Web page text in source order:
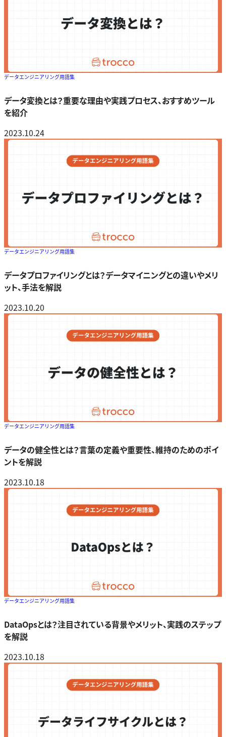
データエンジニアリング用語集
データ変換とは？重要な理由や実践プロセス、おすすめツール
を紹介
2023.10.24
データエンジニアリング用語集
データプロファイリングとは？データマイニングとの違いやメリ
ット、手法を解説
2023.10.20
データエンジニアリング用語集
データの健全性とは？言葉の定義や重要性、維持のためのポイ
ントを解説
2023.10.18
データエンジニアリング用語集
DataOpsとは？注目されている背景やメリット、実践のステップ
を解説
2023.10.18